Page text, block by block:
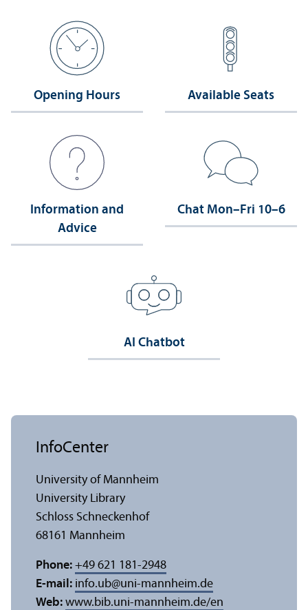
Opening Hours Available Seats
Information and
Advice
Chat Mon–Fri 10–6
AI Chatbot
InfoCenter
University of Mannheim
University Library
Schloss Schneckenhof
68161 Mannheim
Phone: +49 621 181-2948
E-mail: info.ub@uni-mannheim.de
Web: www.bib.uni-mannheim.de/en